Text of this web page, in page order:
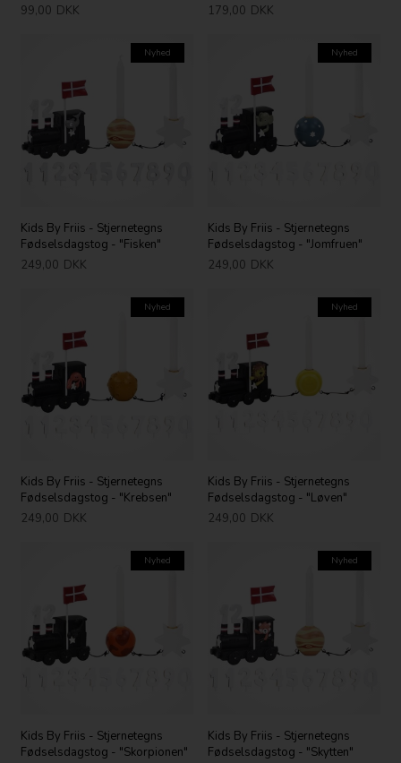
99,00 DKK
179,00 DKK
Nyhed
Kids By Friis - Stjernetegns
Fødselsdagstog - "Fisken"
249,00 DKK
Nyhed
Kids By Friis - Stjernetegns
Fødselsdagstog - "Jomfruen"
249,00 DKK
Nyhed
Kids By Friis - Stjernetegns
Fødselsdagstog - "Krebsen"
249,00 DKK
Nyhed
Kids By Friis - Stjernetegns
Fødselsdagstog - "Løven"
249,00 DKK
Nyhed
Kids By Friis - Stjernetegns
Fødselsdagstog - "Skorpionen"
Nyhed
Kids By Friis - Stjernetegns
Fødselsdagstog - "Skytten"